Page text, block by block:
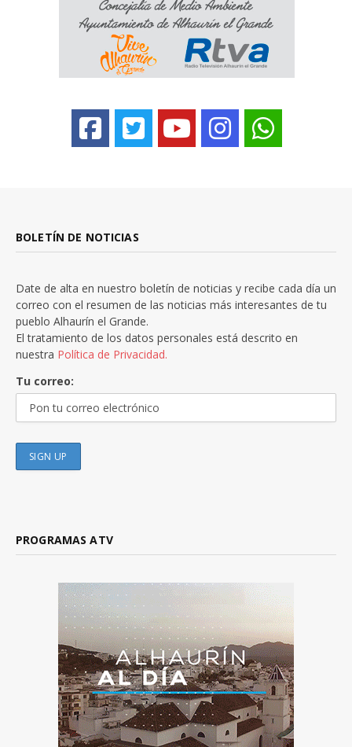
BOLETÍN DE NOTICIAS
Date de alta en nuestro boletín de noticias y recibe cada día un
correo con el resumen de las noticias más interesantes de tu
pueblo Alhaurín el Grande.
El tratamiento de los datos personales está descrito en
nuestra Política de Privacidad.
Tu correo:
PROGRAMAS ATV